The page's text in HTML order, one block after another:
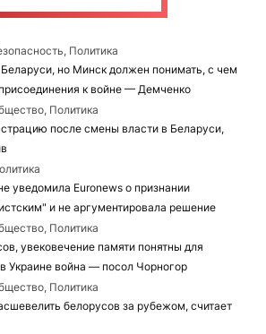
Политика
но Минск должен понимать, с чем
к войне — Демченко
Политика
после смены власти в Беларуси,
уведомила Euronews о признании
и не аргументировала решение
Политика
увековечение памяти понятны для
Украине война — посол Чорногор
Политика
белорусов за рубежом, считает